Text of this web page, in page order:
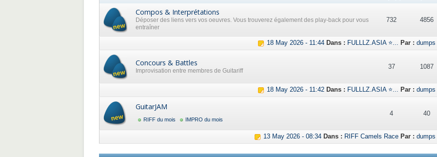
Compos & Interprétations
Déposer des liens vers vos oeuvres. Vous trouverez également des play-back pour vous
entraîner
732 4856
18 May 2026 - 11:44 Dans : FULLLZ.ASIA ⭐... Par : dumps
Concours & Battles
Improvisation entre membres de Guitariff
37 1087
18 May 2026 - 11:42 Dans : FULLLZ.ASIA ⭐... Par : dumps
GuitarJAM
RIFF du mois IMPRO du mois
4 40
13 May 2026 - 08:34 Dans : RIFF Camels Race Par : dumps